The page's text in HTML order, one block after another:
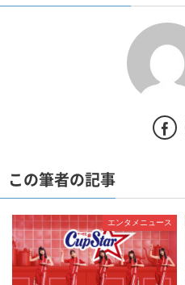
この筆者の記事
エンタメニュース